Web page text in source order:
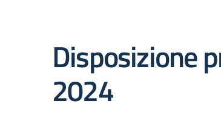
Disposizione
2024